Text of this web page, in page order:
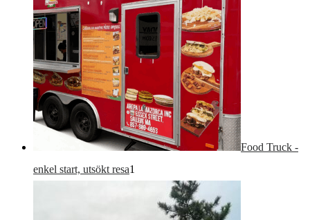
Food Truck -
enkel start, utsökt resa1